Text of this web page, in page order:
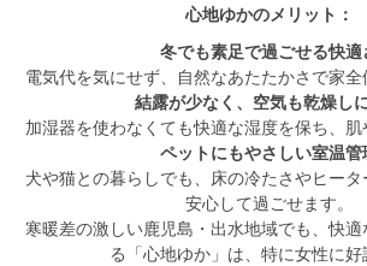
心地ゆかのメリット：
冬でも素足で過ごせる快適
電気代を気にせず、自然なあたたかさで家全
結露が少なく、空気も乾燥し
加湿器を使わなくても快適な湿度を保ち、肌
ペットにもやさしい室温管
犬や猫との暮らしでも、床の冷たさやヒータ
安心して過ごせます。
寒暖差の激しい鹿児島・出水地域でも、快
る「心地ゆか」は、特に女性に好